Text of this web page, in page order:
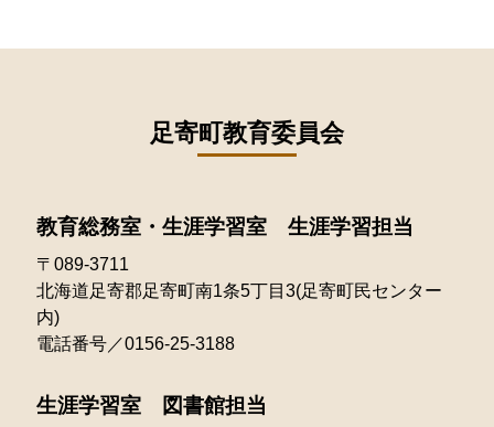
2025年03月
2025年01月
2024年06月
2024年04月
2024年01月
2023年03月
2023年02月
2023年01月
2022年07月
2022年05月
2022年04月
2022年01月
2021年08月
2021年06月
2021年05月
2020年06月
2020年04月
足寄町教育委員会
教育総務室・生涯学習室 生涯学習担当
〒089-3711
北海道足寄郡足寄町南1条5丁目3(足寄町民センター
内)
電話番号／0156-25-3188
生涯学習室 図書館担当